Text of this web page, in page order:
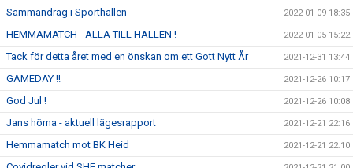
Sammandrag i Sporthallen 2022-01-09 18:35
HEMMAMATCH - ALLA TILL HALLEN ! 2022-01-05 15:22
Tack för detta året med en önskan om ett Gott Nytt År 2021-12-31 13:44
GAMEDAY !! 2021-12-26 10:17
God Jul ! 2021-12-26 10:08
Jans hörna - aktuell lägesrapport 2021-12-21 22:16
Hemmamatch mot BK Heid 2021-12-21 22:10